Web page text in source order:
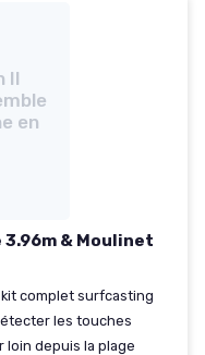
II
en
3.96m & Moulinet
complet surfcasting
les touches
loin depuis la plage